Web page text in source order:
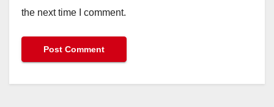
the next time I comment.